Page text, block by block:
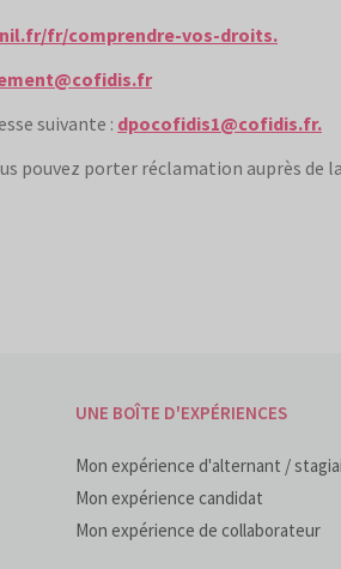
fr/comprendre-vos-droits.
suivante : dpocofidis1@cofidis.fr.
pouvez porter réclamation auprès de
UNE BOÎTE D'EXPÉRIENCES
Mon expérience d'alternant /
Mon expérience candidat
Mon expérience de collaborateur